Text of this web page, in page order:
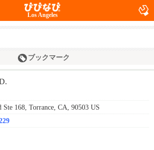
Los Angeles
ブックマーク
Ste 168, Torrance, CA, 90503 US